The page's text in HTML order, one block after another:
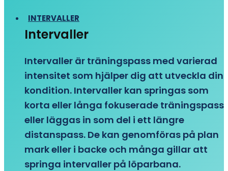
INTERVALLER
Intervaller
Intervaller är träningspass med varierad
intensitet som hjälper dig att utveckla din
kondition. Intervaller kan springas som
korta eller långa fokuserade träningspass
eller läggas in som del i ett längre
distanspass. De kan genomföras på plan
mark eller i backe och många gillar att
springa intervaller på löparbana.